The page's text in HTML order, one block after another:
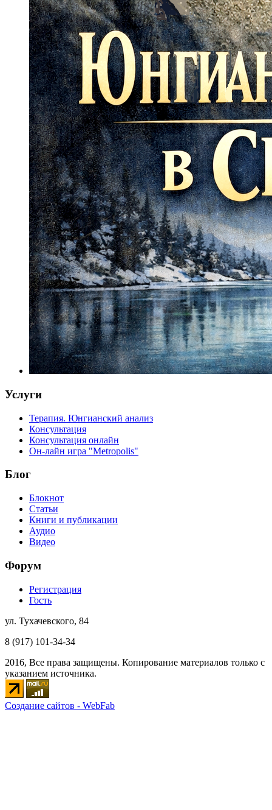
Услуги
Терапия. Юнгианский анализ
Консультация
Консультация онлайн
Он-лайн игра "Metropolis"
Блог
Блокнот
Статьи
Книги и публикации
Аудио
Видео
Форум
Регистрация
Гость
ул. Тухачевского, 84
8 (917) 101-34-34
2016, Все права защищены. Копирование материалов только с
указанием источника.
Создание сайтов - WebFab